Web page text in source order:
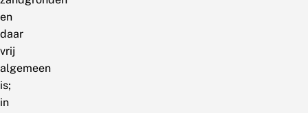
en
daar
vrij
algemeen
is;
in